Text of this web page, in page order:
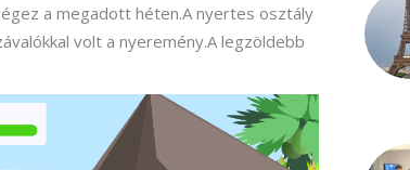
a megadott héten.A nyertes osztály
volt a nyeremény.A legzöldebb